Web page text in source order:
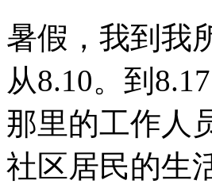
暑假，我到我
从8.10。到
那里的工作人
社区居民的生